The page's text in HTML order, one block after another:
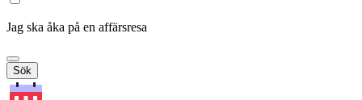
Jag ska åka på en affärsresa
Sök